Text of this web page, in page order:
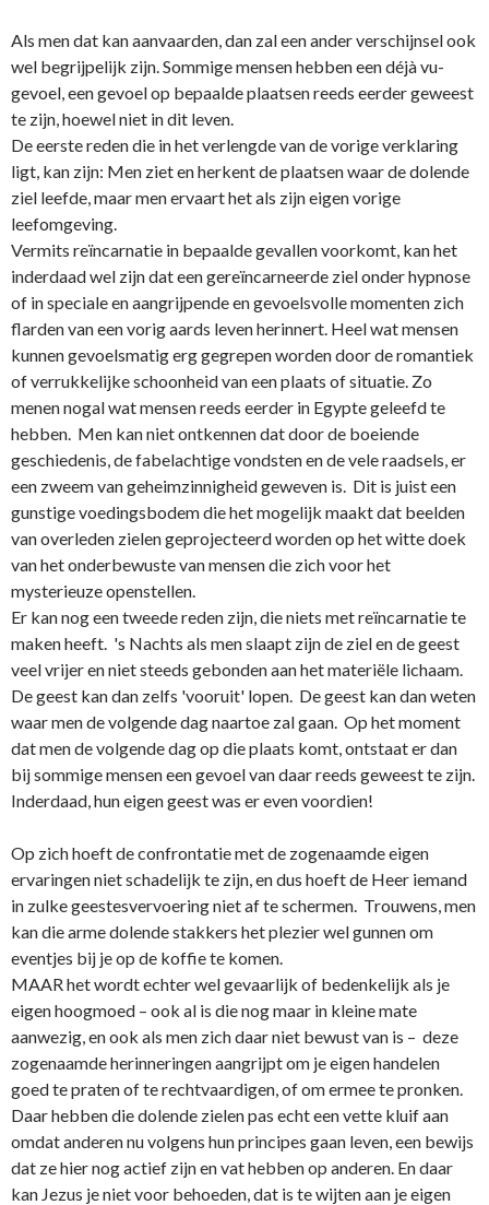
Als men dat kan aanvaarden, dan zal een ander verschijnsel ook
wel begrijpelijk zijn. Sommige mensen hebben een déjà vu-
gevoel, een gevoel op bepaalde plaatsen reeds eerder geweest
te zijn, hoewel niet in dit leven.
De eerste reden die in het verlengde van de vorige verklaring
ligt, kan zijn: Men ziet en herkent de plaatsen waar de dolende
ziel leefde, maar men ervaart het als zijn eigen vorige
leefomgeving.
Vermits reïncarnatie in bepaalde gevallen voorkomt, kan het
inderdaad wel zijn dat een gereïncarneerde ziel o­nder hypnose
of in speciale en aangrijpende en gevoelsvolle momenten zich
flarden van een vorig aards leven herinnert. Heel wat mensen
kunnen gevoelsmatig erg gegrepen worden door de romantiek
of verrukkelijke schoonheid van een plaats of situatie. Zo
menen nogal wat mensen reeds eerder in Egypte geleefd te
hebben. Men kan niet o­ntkennen dat door de boeiende
geschiedenis, de fabelachtige vondsten en de vele raadsels, er
een zweem van geheimzinnigheid geweven is. Dit is juist een
gunstige voedingsbodem die het mogelijk maakt dat beelden
van overleden zielen geprojecteerd worden op het witte doek
van het o­nderbewuste van mensen die zich voor het
mysterieuze openstellen.
Er kan nog een tweede reden zijn, die niets met reïncarnatie te
maken heeft. 's Nachts als men slaapt zijn de ziel en de geest
veel vrijer en niet steeds gebonden aan het materiële lichaam.
De geest kan dan zelfs 'vooruit' lopen. De geest kan dan weten
waar men de volgende dag naartoe zal gaan. Op het moment
dat men de volgende dag op die plaats komt, o­ntstaat er dan
bij sommige mensen een gevoel van daar reeds geweest te zijn.
Inderdaad, hun eigen geest was er even voordien!
Op zich hoeft de confrontatie met de zogenaamde eigen
ervaringen niet schadelijk te zijn, en dus hoeft de Heer iemand
in zulke geestesvervoering niet af te schermen. Trouwens, men
kan die arme dolende stakkers het plezier wel gunnen om
eventjes bij je op de koffie te komen.
MAAR het wordt echter wel gevaarlijk of bedenkelijk als je
eigen hoogmoed – ook al is die nog maar in kleine mate
aanwezig, en ook als men zich daar niet bewust van is – deze
zogenaamde herinneringen aangrijpt om je eigen handelen
goed te praten of te rechtvaardigen, of om ermee te pronken.
Daar hebben die dolende zielen pas echt een vette kluif aan
omdat anderen nu volgens hun principes gaan leven, een bewijs
dat ze hier nog actief zijn en vat hebben op anderen. En daar
kan Jezus je niet voor behoeden, dat is te wijten aan je eigen